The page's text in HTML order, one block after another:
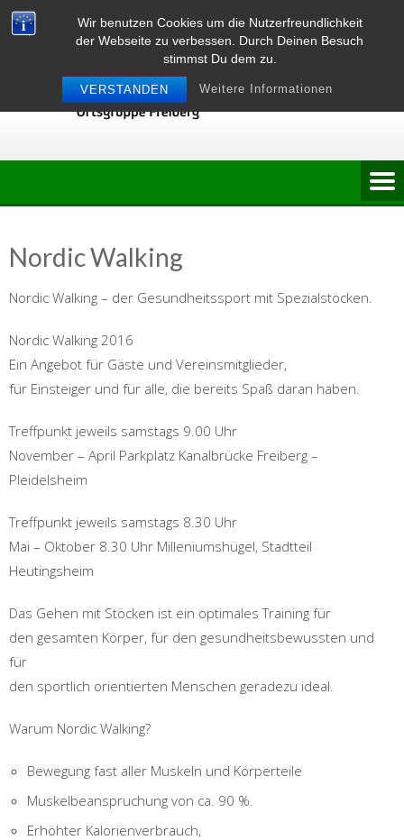
Wir benutzen Cookies um die Nutzerfreundlichkeit
der Webseite zu verbessen. Durch Deinen Besuch
stimmst Du dem zu.
VERSTANDEN Weitere Informationen
Skip
to
Nordic Walking
Nordic Walking – der Gesundheitssport mit Spezialstöcken.
Nordic Walking 2016
Ein Angebot für Gäste und Vereinsmitglieder,
für Einsteiger und für alle, die bereits Spaß daran haben.
Treffpunkt jeweils samstags 9.00 Uhr
November – April Parkplatz Kanalbrücke Freiberg –
Pleidelsheim
Treffpunkt jeweils samstags 8.30 Uhr
Mai – Oktober 8.30 Uhr Milleniumshügel, Stadtteil
Heutingsheim
Das Gehen mit Stöcken ist ein optimales Training für
den gesamten Körper, für den gesundheitsbewussten und
für
den sportlich orientierten Menschen geradezu ideal.
Warum Nordic Walking?
Bewegung fast aller Muskeln und Körperteile
Muskelbeanspruchung von ca. 90 %.
Erhöhter Kalorienverbrauch,